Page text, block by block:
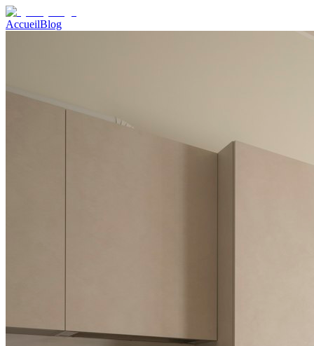
AccueilBlog